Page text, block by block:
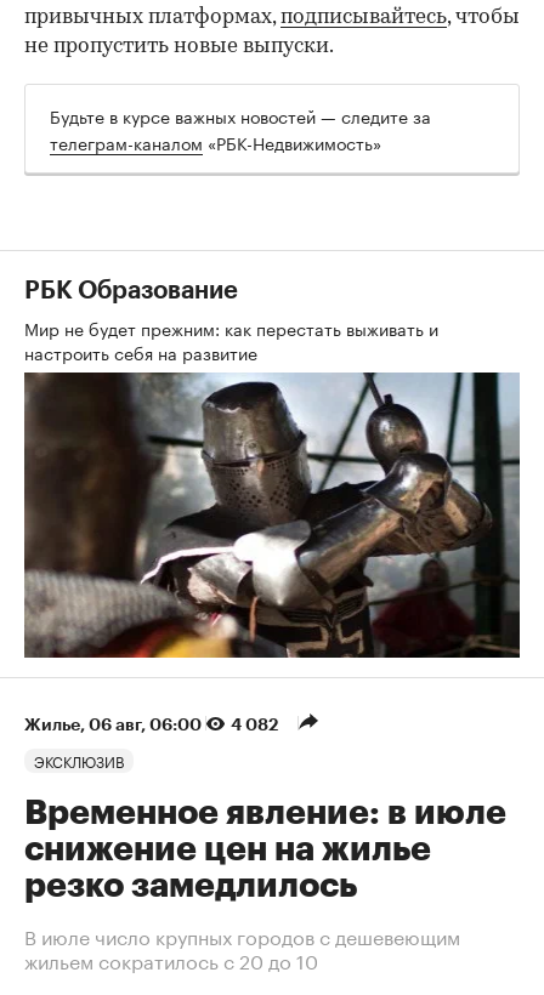
привычных платформах,подписывайтесь, чтобы
не пропустить новые выпуски.
Будьте в курсе важных новостей — следите за
телеграм-каналом «РБК-Недвижимость»
РБК Образование
Мир не будет прежним: как перестать выживать и
настроить себя на развитие
Жилье 06 авг, 06:00 4 082
ЭКСКЛЮЗИВ
Временное явление: в июле
снижение цен на жилье
резко замедлилось
В июле число крупных городов с дешевеющим
жильем сократилось с 20 до 10